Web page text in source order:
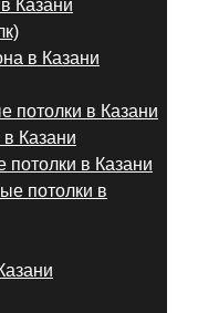
Казани
в Казани
потолки в Казани
Казани
в Казани
потолки в